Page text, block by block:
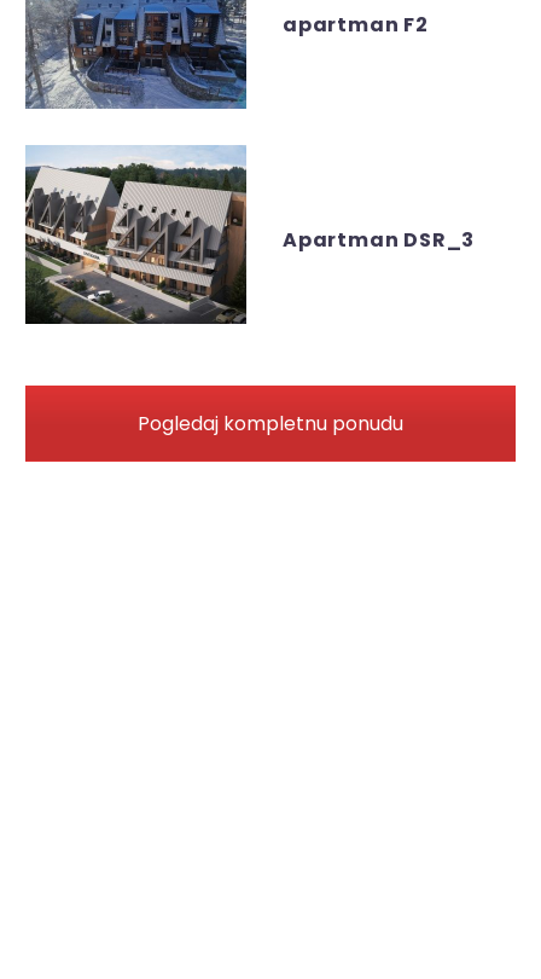
apartman F2
Apartman DSR_3
Pogledaj kompletnu ponudu